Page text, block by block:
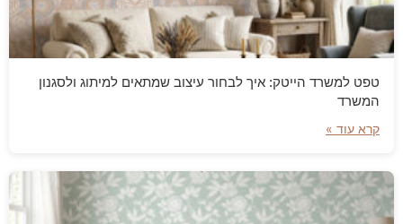
טפט למשרד הייטק: איך לבחור עיצוב שמתאים למיתוג ולסגנון
המשרד
קרא עוד »